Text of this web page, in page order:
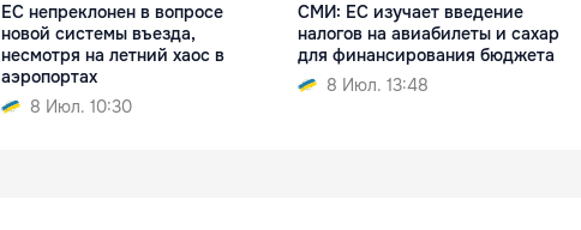
ЕС непреклонен в вопросе
новой системы въезда,
несмотря на летний хаос в
аэропортах
8 Июл. 10:30
СМИ: ЕС изучает введение
налогов на авиабилеты и сахар
для финансирования бюджета
8 Июл. 13:48